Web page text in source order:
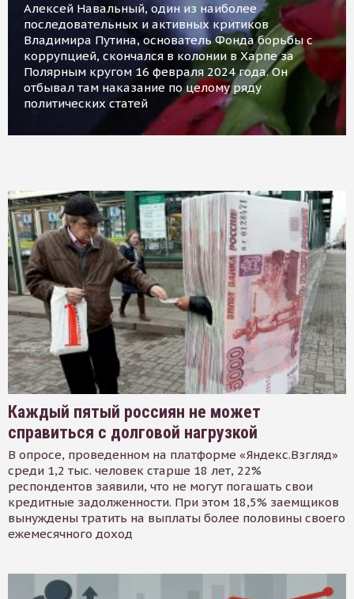
Алексей Навальный, один из наиболее
последовательных и активных критиков
Владимира Путина, основатель Фонда борьбы с
коррупцией, скончался в колонии в Харпе за
Полярным кругом 16 февраля 2024 года. Он
отбывал там наказание по целому ряду
политических статей
Каждый пятый россиян не может
справиться с долговой нагрузкой
В опросе, проведенном на платформе «Яндекс.Взгляд»
среди 1,2 тыс. человек старше 18 лет, 22%
респондентов заявили, что не могут погашать свои
кредитные задолженности. При этом 18,5% заемщиков
вынуждены тратить на выплаты более половины своего
ежемесячного доход